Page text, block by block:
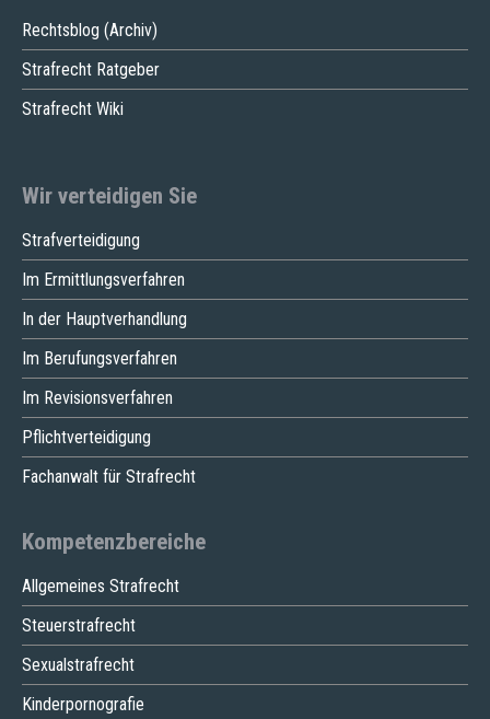
Rechtsblog (Archiv)
Strafrecht Ratgeber
Strafrecht Wiki
Wir verteidigen Sie
Strafverteidigung
Im Ermittlungsverfahren
In der Hauptverhandlung
Im Berufungsverfahren
Im Revisionsverfahren
Pflichtverteidigung
Fachanwalt für Strafrecht
Kompetenzbereiche
Allgemeines Strafrecht
Steuerstrafrecht
Sexualstrafrecht
Kinderpornografie